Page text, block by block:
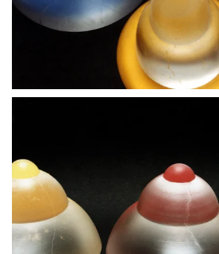
BLÄDDRA I GALLERI